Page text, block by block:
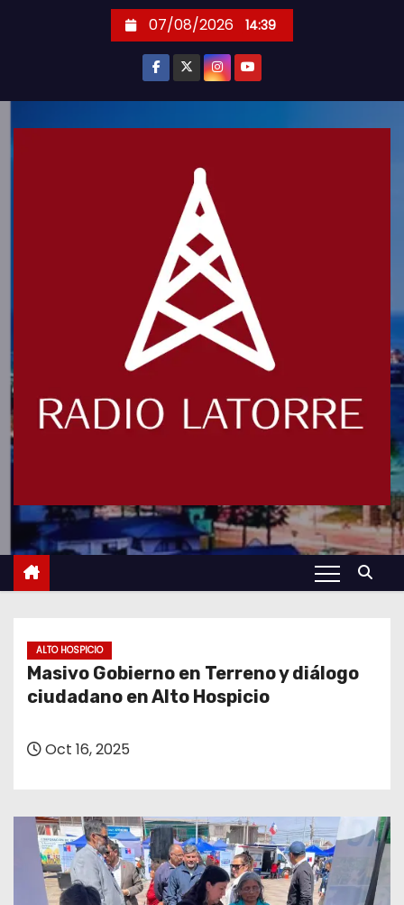
07/08/2026 14:39
ALTO HOSPICIO
Masivo Gobierno en Terreno y diálogo
ciudadano en Alto Hospicio
Oct 16, 2025